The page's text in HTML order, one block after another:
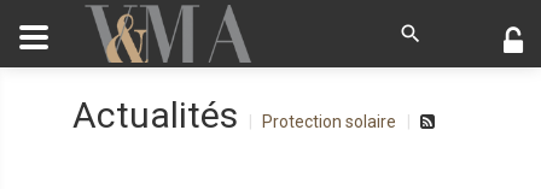
Actualités Protection solaire